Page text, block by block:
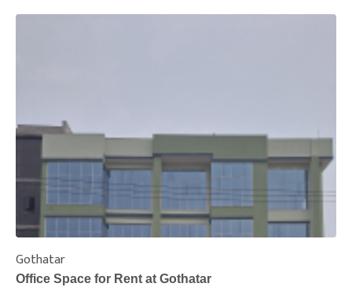
Gothatar
Office Space for Rent at Gothatar